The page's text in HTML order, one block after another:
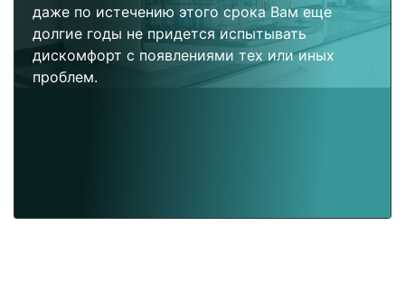
даже по истечению этого срока Вам еще
долгие годы не придется испытывать
дискомфорт с появлениями тех или иных
проблем.